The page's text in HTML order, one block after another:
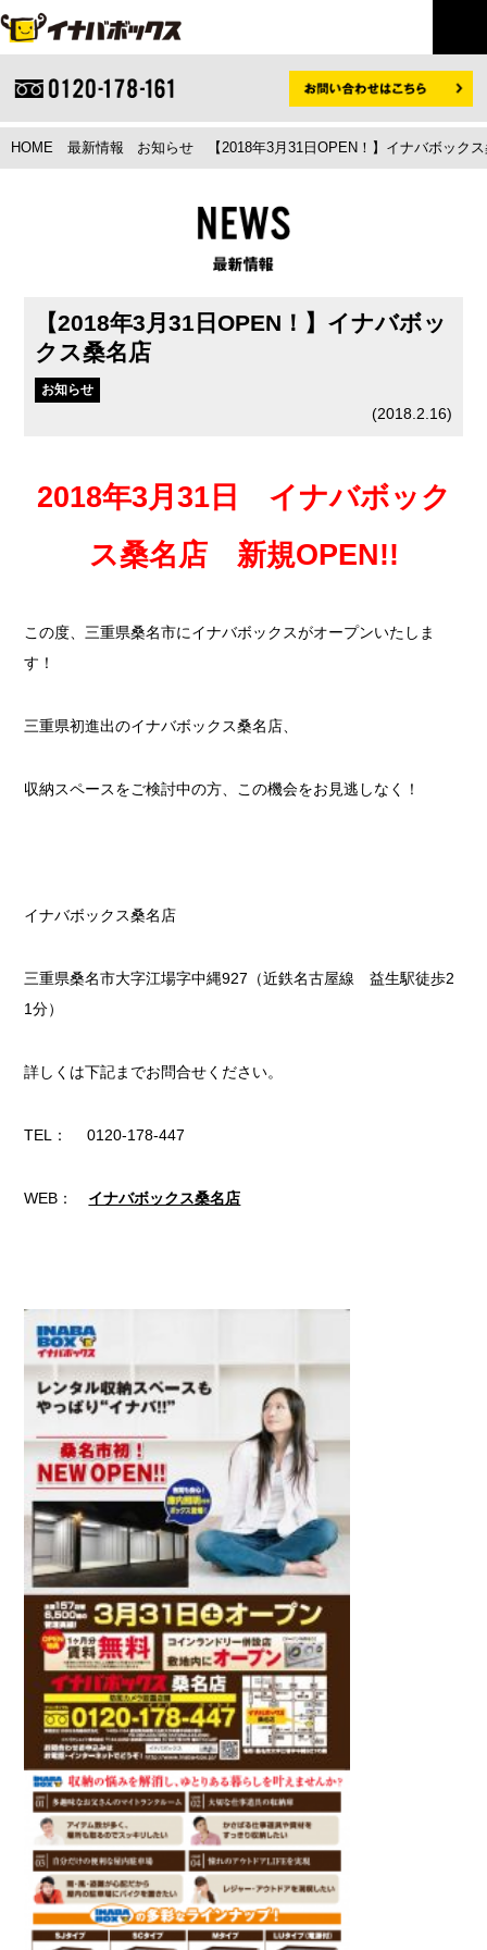
HOME 最新情報 お知らせ 【2018年3月31日OPEN！】イナバボック
【2018年3月31日OPEN！】イナバボッ
クス桑名店
お知らせ
(2018.2.16)
2018年3月31日 イナバボック
ス桑名店 新規OPEN!!
この度、三重県桑名市にイナバボックスがオープンいたしま
す！
三重県初進出のイナバボックス桑名店、
収納スペースをご検討中の方、この機会をお見逃しなく！
イナバボックス桑名店
三重県桑名市大字江場字中縄927（近鉄名古屋線 益生駅徒歩2
1分）
詳しくは下記までお問合せください。
TEL： 0120-178-447
WEB： イナバボックス桑名店